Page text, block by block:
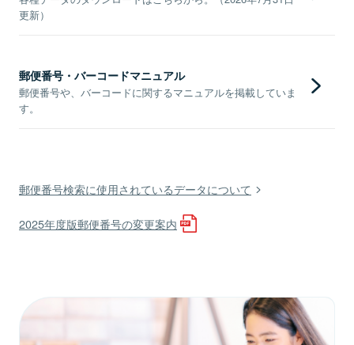
更新）
郵便番号・バーコードマニュアル
郵便番号や、バーコードに関するマニュアルを掲載していま
す。
郵便番号検索に使用されているデータについて
2025年度版郵便番号の変更案内